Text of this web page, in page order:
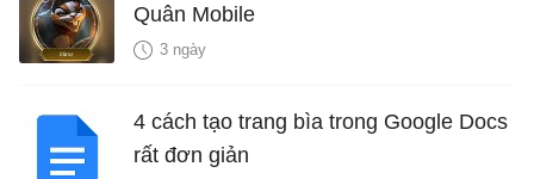
Quân Mobile
3 ngày
4 cách tạo trang bìa trong Google Docs
rất đơn giản